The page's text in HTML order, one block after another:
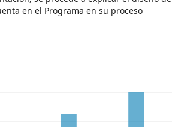
en el Programa en su proceso